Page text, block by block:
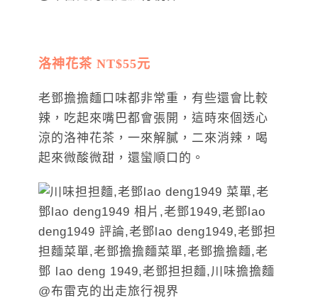
洛神花茶 NT$55元
老鄧擔擔麵口味都非常重，有些還會比較
辣，吃起來嘴巴都會張開，這時來個透心
涼的洛神花茶，一來解膩，二來消辣，喝
起來微酸微甜，還蠻順口的。